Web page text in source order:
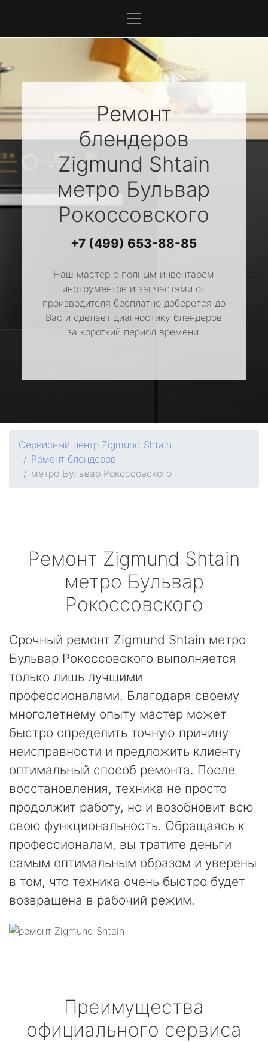
Ремонт
блендеров
Zigmund Shtain
метро Бульвар
Рокоссовского
+7 (499) 653-88-85
Наш мастер с полным инвентарем
инструментов и запчастями от
производителя бесплатно доберется до
Вас и сделает диагностику блендеров
за короткий период времени.
Сервисный центр Zigmund Shtain
Ремонт блендеров
метро Бульвар Рокоссовского
Ремонт Zigmund Shtain
метро Бульвар
Рокоссовского
Срочный ремонт Zigmund Shtain метро
Бульвар Рокоссовского выполняется
только лишь лучшими
профессионалами. Благодаря своему
многолетнему опыту мастер может
быстро определить точную причину
неисправности и предложить клиенту
оптимальный способ ремонта. После
восстановления, техника не просто
продолжит работу, но и возобновит всю
свою функциональность. Обращаясь к
профессионалам, вы тратите деньги
самым оптимальным образом и уверены
в том, что техника очень быстро будет
возвращена в рабочий режим.
Преимущества
официального сервиса